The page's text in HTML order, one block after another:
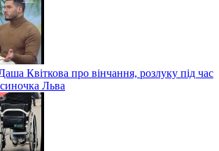
Квіткова про вінчання, розлуку під час
Льва